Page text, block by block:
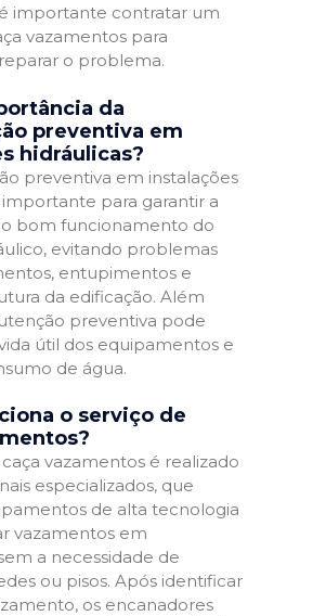
importante contratar um
vazamentos para
o problema.
da
preventiva em
hidráulicas?
preventiva em instalações
importante para garantir a
o bom funcionamento do
evitando problemas
entupimentos e
da edificação. Além
preventiva pode
útil dos equipamentos e
de água.
o serviço de
vazamentos é realizado
especializados, que
de alta tecnologia
vazamentos em
a necessidade de
ou pisos. Após identificar
os encanadores